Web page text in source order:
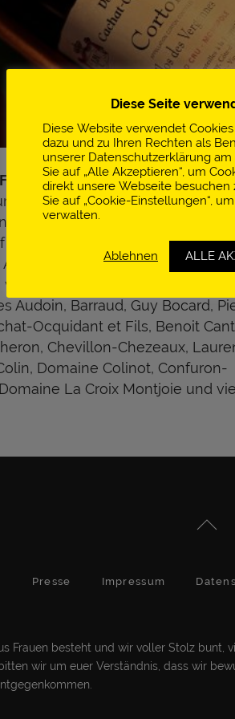
EINkonzentriert sich auf die
und die besten Weingüter
Rhein und der Loire liegt ein
den Gewächsen des Burgunds
an führenden
Amiot, Ampeau, d'Angerville,
Audoin, Barraud, Guy Bocard,
Ocquidant et Fils, Benoit
Chevillon-Chezeaux,
Domaine Colinot, Confuron-
La Croix Montjoie und
Presse Impressum
Frauen besteht und wir voller Stolz bunt,
wir um euer Verständnis, dass wir
Diese Seite
Diese Website verwendet
dazu und zu Ihren Rechten als
unserer Datenschutzerklärung
Sie auf „Alle Akzeptieren“, um
direkt unsere Webseite besuchen
Sie auf „Cookie-Einstellungen“,
verwalten.
Ablehnen ALLE